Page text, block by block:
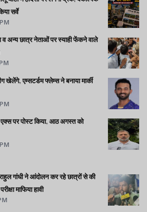
सर्वे
खेलेंगे, एम्सटर्डम फ्लेम्स ने बनाया मार्की
एक्स पर पोस्ट किया, आठ अगस्त को
गांधी ने आंदोलन कर रहे छात्रों से की
माफिया हावी